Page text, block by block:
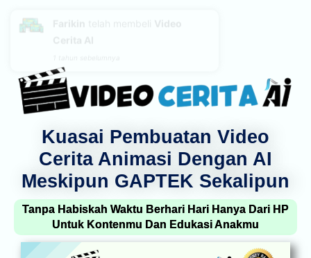
Kuasai Pembuatan Video
Cerita Animasi Dengan AI
Meskipun GAPTEK Sekalipun
Tanpa Habiskah Waktu Berhari Hari Hanya Dari HP
Untuk Kontenmu Dan Edukasi Anakmu